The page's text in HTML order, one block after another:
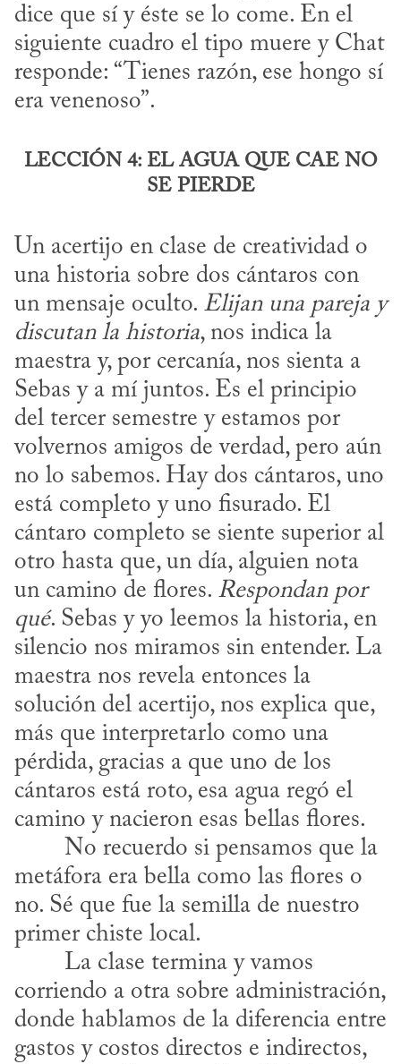
dice que sí y éste se lo come. En el
siguiente cuadro el tipo muere y Chat
responde: “Tienes razón, ese hongo sí
era venenoso”.
LECCIÓN 4: EL AGUA QUE CAE NO
SE PIERDE
Un acertijo en clase de creatividad o
una historia sobre dos cántaros con
un mensaje oculto. Elijan una pareja y
discutan la historia, nos indica la
maestra y, por cercanía, nos sienta a
Sebas y a mí juntos. Es el principio
del tercer semestre y estamos por
volvernos amigos de verdad, pero aún
no lo sabemos. Hay dos cántaros, uno
está completo y uno fisurado. El
cántaro completo se siente superior al
otro hasta que, un día, alguien nota
un camino de flores. Respondan por
qué. Sebas y yo leemos la historia, en
silencio nos miramos sin entender. La
maestra nos revela entonces la
solución del acertijo, nos explica que,
más que interpretarlo como una
pérdida, gracias a que uno de los
cántaros está roto, esa agua regó el
camino y nacieron esas bellas flores.
metáfora era bella como las flores o
no. Sé que fue la semilla de nuestro
primer chiste local.
corriendo a otra sobre administración,
donde hablamos de la diferencia entre
gastos y costos directos e indirectos,